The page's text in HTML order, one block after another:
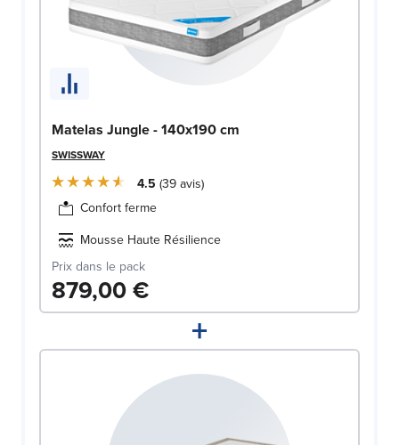
Matelas Jungle - 140x190 cm
SWISSWAY
4.5 39avis
Confort ferme
Mousse Haute Résilience
Prix dans le pack
879,00 €
+